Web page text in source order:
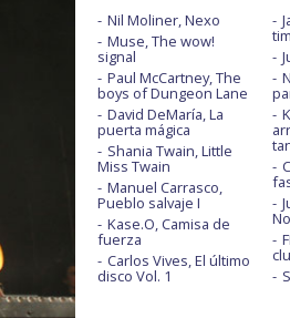
Nil Moliner, Nexo
Muse, The wow!
signal
Paul McCartney, The
boys of Dungeon Lane
David DeMaría, La
puerta mágica
Shania Twain, Little
Miss Twain
Manuel Carrasco,
Pueblo salvaje I
Kase.O, Camisa de
fuerza
Carlos Vives, El último
disco Vol. 1